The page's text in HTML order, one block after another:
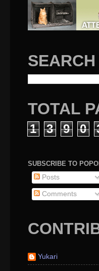
TOTAL
1 3 9 0
SUBSCRIBE TO
Posts
Comments
Yukari